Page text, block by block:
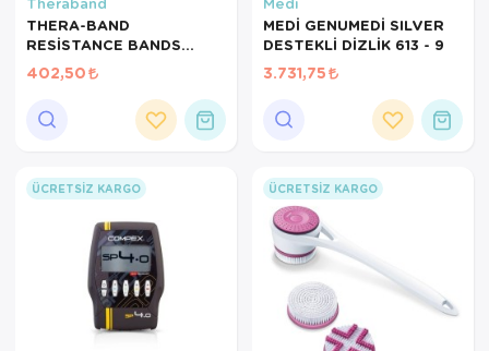
Tansiyon
Tansiyon
Tıbbi Cihazlar
Hasta Bakım Ürünleri
Hasta Bakım Ürünleri
Hava nemlendirici
Isıtıcı Battaniye
KIzilotesi isik
Kişisel Bakım ve Sağlık
Kişisel Bakım ve Sağlık
THERA-BAND
RESİSTANCE BANDS
DISPENSER/DİRENÇ
BANDI LATEKS 1,5 MT-
402,50
MEDİ GENUMEDİ SILVER
DESTEKLİ DİZLİK 613 - 9
3.731,75
ÜCRETSIZ KARGO ÜCRETSIZ KARGO